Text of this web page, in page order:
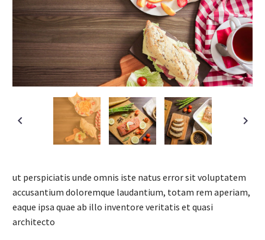
ut perspiciatis unde omnis iste natus error sit voluptatem
accusantium doloremque laudantium, totam rem aperiam,
eaque ipsa quae ab illo inventore veritatis et quasi
architecto